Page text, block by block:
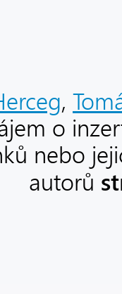
,
o
nebo
autorů